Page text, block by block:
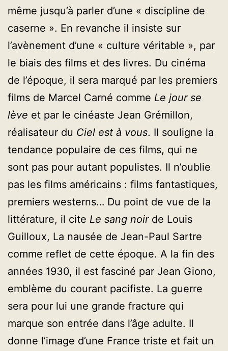
même jusqu’à parler d’une « discipline de
caserne ». En revanche il insiste sur
l’avènement d’une « culture véritable », par
le biais des films et des livres. Du cinéma
de l’époque, il sera marqué par les premiers
films de Marcel Carné comme Le jour se
lève et par le cinéaste Jean Grémillon,
réalisateur du Ciel est à vous. Il souligne la
tendance populaire de ces films, qui ne
sont pas pour autant populistes. Il n’oublie
pas les films américains : films fantastiques,
premiers westerns… Du point de vue de la
littérature, il cite Le sang noirde Louis
Guilloux, La nausée de Jean-Paul Sartre
comme reflet de cette époque. A la fin des
années 1930, il est fasciné par Jean Giono,
emblème du courant pacifiste. La guerre
sera pour lui une grande fracture qui
marque son entrée dans l’âge adulte. Il
donne l’image d’une France triste et fait un